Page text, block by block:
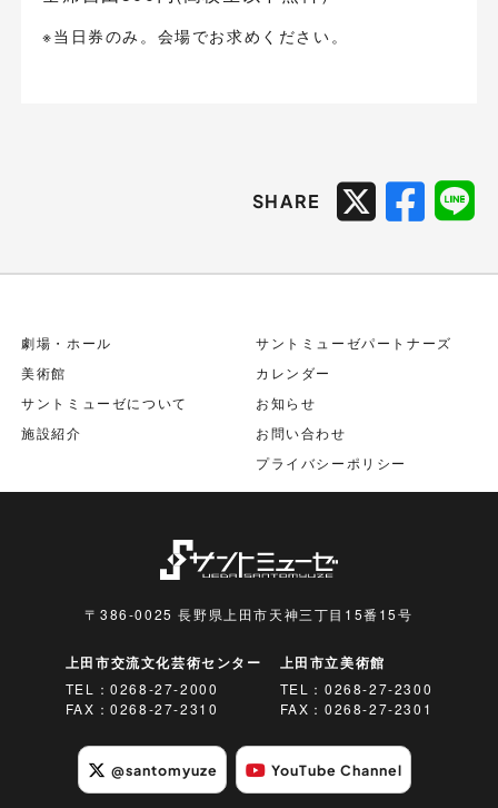
※当日券のみ。会場でお求めください。
SHARE
劇場・ホール
美術館
サントミューゼについて
施設紹介
サントミューゼパートナーズ
カレンダー
お知らせ
お問い合わせ
プライバシーポリシー
〒386-0025 長野県上田市天神三丁目15番15号
上田市交流文化芸術センター
TEL：0268-27-2000
FAX：0268-27-2310
上田市立美術館
TEL： 0268-27-2300
FAX：0268-27-2301
@santomyuze YouTube Channel